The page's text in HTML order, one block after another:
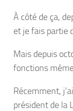
À côté de ça,
et je fais partie
Mais depuis
fonctions
Récemment,
président de la